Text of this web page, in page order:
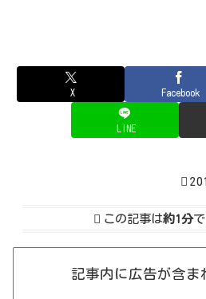
X Facebook
LINE
この記事は約1分で
記事内に広告が含ま